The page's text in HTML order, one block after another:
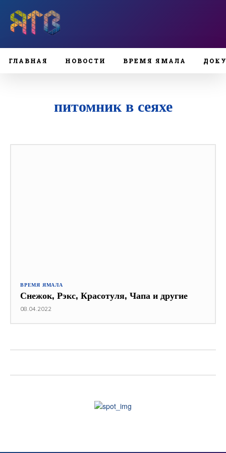
ГЛАВНАЯ НОВОСТИ ВРЕМЯ ЯМАЛА
питомник в сеяхе
ВРЕМЯ ЯМАЛА
Снежок, Рэкс, Красотуля, Чапа и другие
08.04.2022